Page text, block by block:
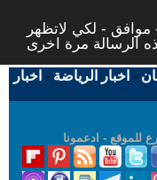
موافق - لكي لاتظهر
- اخبار الرياضة - اخبار
للموقع - ادعمونا